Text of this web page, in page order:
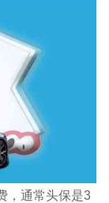
，通常头保是3